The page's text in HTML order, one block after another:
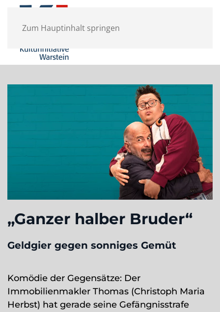
Zum Hauptinhalt springen
„Ganzer halber Bruder“
Geldgier gegen sonniges Gemüt
Komödie der Gegensätze: Der
Immobilienmakler Thomas (Christoph Maria
Herbst) hat gerade seine Gefängnisstrafe